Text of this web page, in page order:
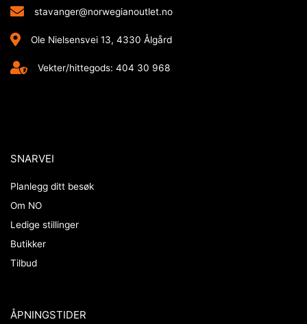
stavanger@norwegianoutlet.no
Ole Nielsensvei 13, 4330 Ålgård
Vekter/hittegods: 404 30 968
SNARVEI
Planlegg ditt besøk
Om NO
Ledige stillinger
Butikker
Tilbud
ÅPNINGSTIDER​